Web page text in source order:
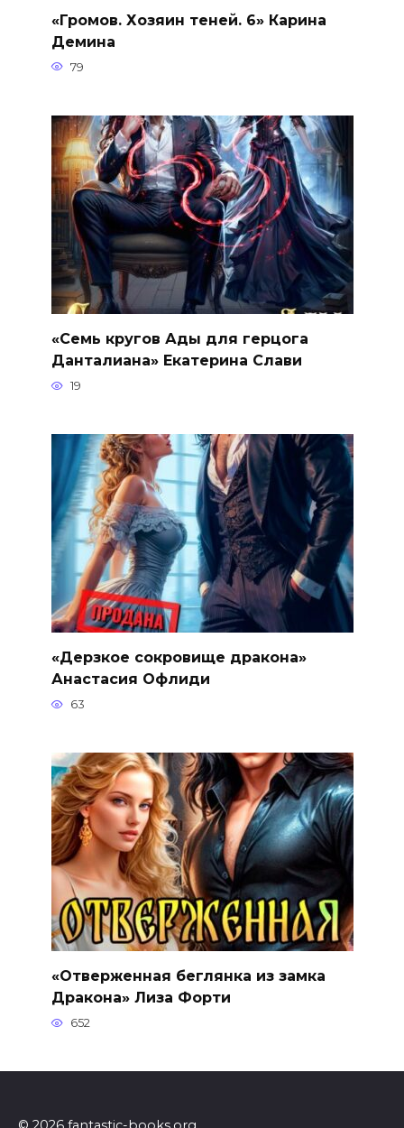
«Громов. Хозяин теней. 6» Карина
Демина
79
«Семь кругов Ады для герцога
Данталиана» Екатерина Слави
19
«Дерзкое сокровище дракона»
Анастасия Офлиди
63
«Отверженная беглянка из замка
Дракона» Лиза Форти
652